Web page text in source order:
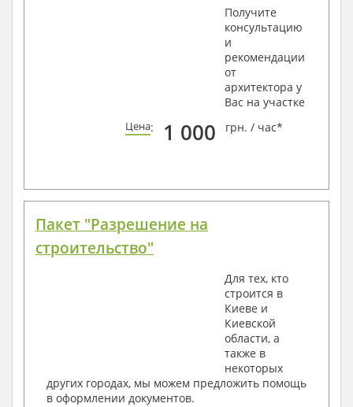
Получите
консультацию
и
рекомендации
от
архитектора у
Вас на участке
Цена: 1 000 грн. / час*
Пакет "Разрешение на
строительство"
Для тех, кто
строится в
Киеве и
Киевской
области, а
также в
некоторых
других городах, мы можем предложить помощь
в оформлении документов.